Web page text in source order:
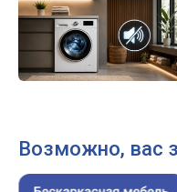
Возможно, вас